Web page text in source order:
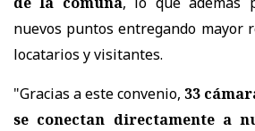
nuevos puntos entregando mayor
locatarios y visitantes.
"Gracias a este convenio, 33
se conectan directamente a